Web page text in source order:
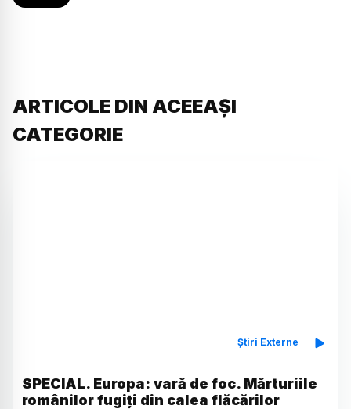
ARTICOLE DIN ACEEAȘI
CATEGORIE
Știri Externe
SPECIAL. Europa: vară de foc. Mărturiile
românilor fugiți din calea flăcărilor